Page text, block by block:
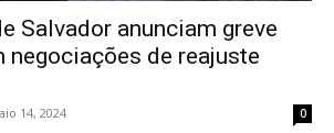
Salvador anunciam greve
negociações de reajuste
14, 2024 0